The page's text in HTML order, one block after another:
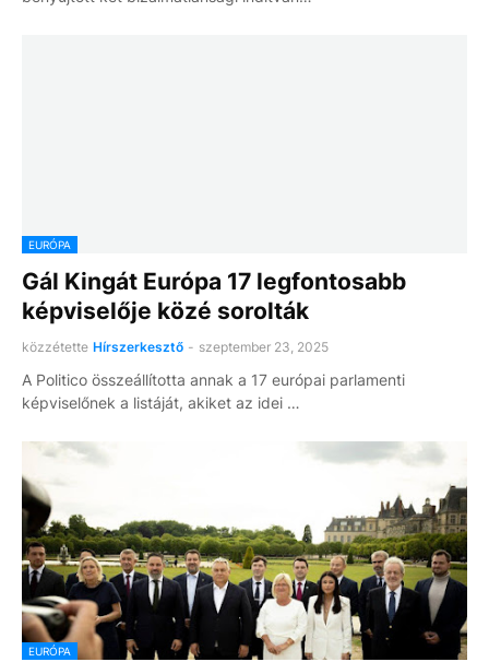
EURÓPA
Gál Kingát Európa 17 legfontosabb
képviselője közé sorolták
közzétette Hírszerkesztő - szeptember 23, 2025
A Politico összeállította annak a 17 európai parlamenti
képviselőnek a listáját, akiket az idei …
EURÓPA